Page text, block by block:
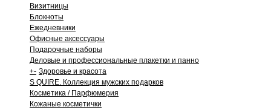
Визитницы
Блокноты
Ежедневники
Офисные аксессуары
Подарочные наборы
Деловые и профессиональные плакетки и панно
+- Здоровье и красота
S QUIRE. Коллекция мужских подарков
Косметика / Парфюмерия
Кожаные косметички